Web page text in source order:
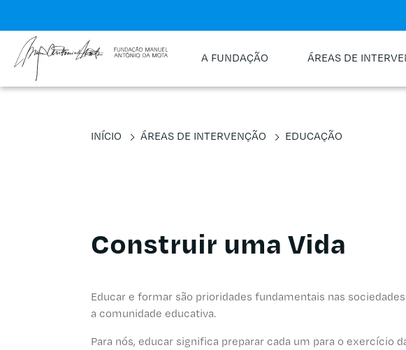
A FUNDAÇÃO ÁREAS DE
INÍCIO ÁREAS DE INTERVENÇÃO EDUCAÇÃO
Construir uma Vida
Educar e formar são prioridades fundamentais nas
a comunidade educativa.
Para nós, educar significa preparar cada um para o exercício